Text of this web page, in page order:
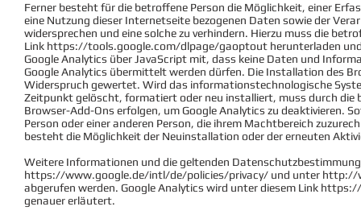
Ferner besteht für die betroffene Person die Möglichkeit, einer
eine Nutzung dieser Internetseite bezogenen Daten sowie der
widersprechen und eine solche zu verhindern. Hierzu muss die
Link https://tools.google.com/dlpage/gaoptout herunterladen
Google Analytics über JavaScript mit, dass keine Daten und
Google Analytics übermittelt werden dürfen. Die Installation des
Widerspruch gewertet. Wird das informationstechnologische
Zeitpunkt gelöscht, formatiert oder neu installiert, muss durch die
Browser-Add-Ons erfolgen, um Google Analytics zu deaktivieren.
Person oder einer anderen Person, die ihrem Machtbereich
besteht die Möglichkeit der Neuinstallation oder der erneuten
Weitere Informationen und die geltenden
https://www.google.de/intl/de/policies/privacy/ und unter http://
abgerufen werden. Google Analytics wird unter diesem Link https://
genauer erläutert.